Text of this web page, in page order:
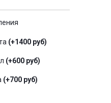
(+1400 руб)
(+600 руб)
(+700 руб)